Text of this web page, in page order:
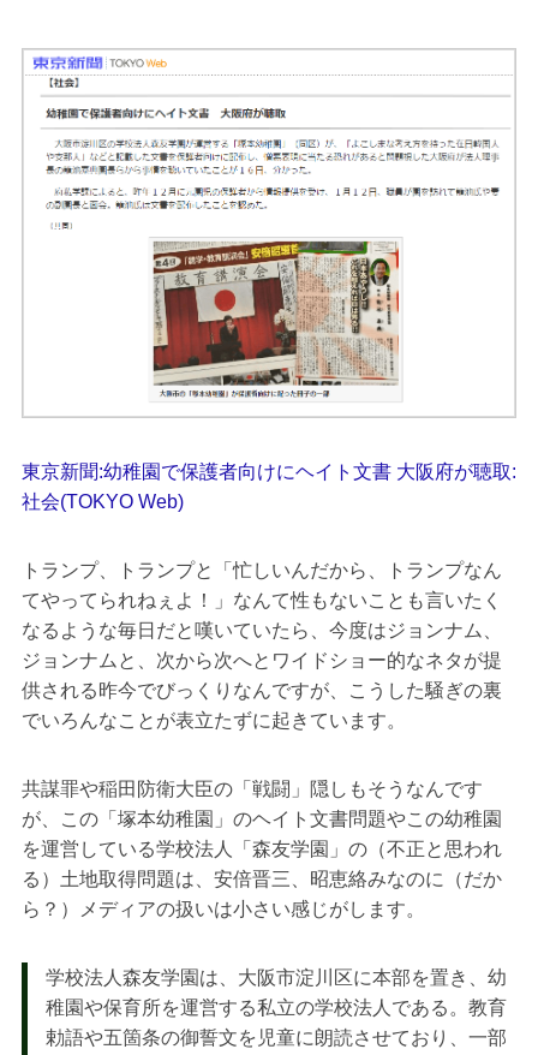
東京新聞:幼稚園で保護者向けにヘイト文書 大阪府が聴取:
社会(TOKYO Web)
トランプ、トランプと「忙しいんだから、トランプなん
てやってられねぇよ！」なんて性もないことも言いたく
なるような毎日だと嘆いていたら、今度はジョンナム、
ジョンナムと、次から次へとワイドショー的なネタが提
供される昨今でびっくりなんですが、こうした騒ぎの裏
でいろんなことが表立たずに起きています。
共謀罪や稲田防衛大臣の「戦闘」隠しもそうなんです
が、この「塚本幼稚園」のヘイト文書問題やこの幼稚園
を運営している学校法人「森友学園」の（不正と思われ
る）土地取得問題は、安倍晋三、昭恵絡みなのに（だか
ら？）メディアの扱いは小さい感じがします。
学校法人森友学園は、大阪市淀川区に本部を置き、幼
稚園や保育所を運営する私立の学校法人である。教育
勅語や五箇条の御誓文を児童に朗読させており、一部